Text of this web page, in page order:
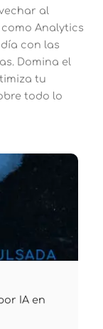
al
Analytics
con las
Domina el
tu
todo lo
IA en